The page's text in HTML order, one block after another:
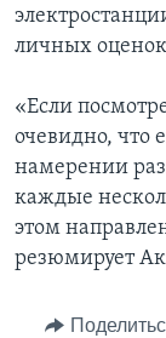
личных
«Если
очевидно, что
намерении
каждые
этом
резюмирует